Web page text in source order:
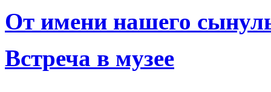
От имени нашего
Встреча в музее